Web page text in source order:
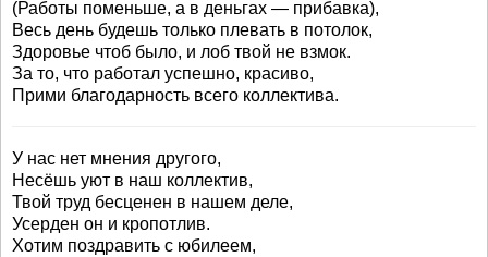
(Работы поменьше, а в деньгах — прибавка),
Весь день будешь только плевать в потолок,
Здоровье чтоб было, и лоб твой не взмок.
За то, что работал успешно, красиво,
Прими благодарность всего коллектива.
У нас нет мнения другого,
Несёшь уют в наш коллектив,
Твой труд бесценен в нашем деле,
Усерден он и кропотлив.
Хотим поздравить с юбилеем,